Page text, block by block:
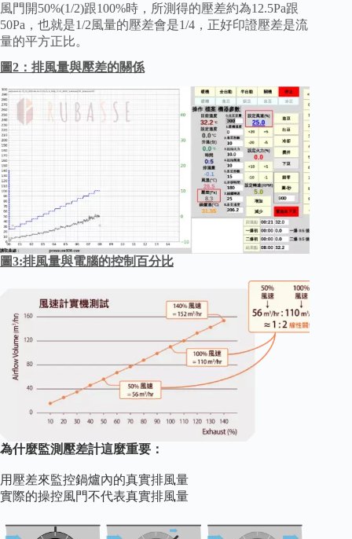
風門開50%(1/2)跟100%時，所測得的壓差約為12.5Pa跟
50Pa，也就是1/2風量的壓差會是1/4，正好印證壓差是流
量的平方正比。
圖2：排風量與壓差的關係
圖3:排風量與電腦的控制百分比
為什麼監測壓差計這麼重要：
用壓差來監控鍋爐內的真實排風量
實際的操控風門不代表真實排風量